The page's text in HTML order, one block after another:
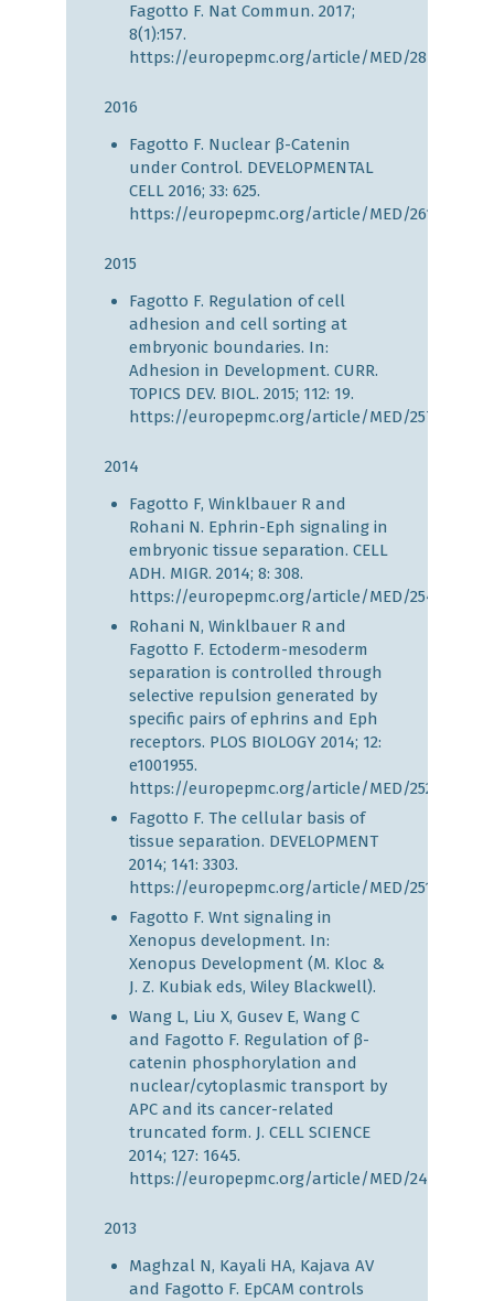
Fagotto F. Nat Commun. 2017;
8(1):157.
https://europepmc.org/article/MED/28761157
2016
Fagotto F. Nuclear β-Catenin
under Control. DEVELOPMENTAL
CELL 2016; 33: 625.
https://europepmc.org/article/MED/26102597
2015
Fagotto F. Regulation of cell
adhesion and cell sorting at
embryonic boundaries. In:
Adhesion in Development. CURR.
TOPICS DEV. BIOL. 2015; 112: 19.
https://europepmc.org/article/MED/25733137
2014
Fagotto F, Winklbauer R and
Rohani N. Ephrin-Eph signaling in
embryonic tissue separation. CELL
ADH. MIGR. 2014; 8: 308.
https://europepmc.org/article/MED/25482630
Rohani N, Winklbauer R and
Fagotto F. Ectoderm-mesoderm
separation is controlled through
selective repulsion generated by
specific pairs of ephrins and Eph
receptors. PLOS BIOLOGY 2014; 12:
e1001955.
https://europepmc.org/article/MED/25247423
Fagotto F. The cellular basis of
tissue separation. DEVELOPMENT
2014; 141: 3303.
https://europepmc.org/article/MED/25139853
Fagotto F. Wnt signaling in
Xenopus development. In:
Xenopus Development (M. Kloc &
J. Z. Kubiak eds, Wiley Blackwell).
Wang L, Liu X, Gusev E, Wang C
and Fagotto F. Regulation of β-
catenin phosphorylation and
nuclear/cytoplasmic transport by
APC and its cancer-related
truncated form. J. CELL SCIENCE
2014; 127: 1645.
https://europepmc.org/article/MED/24496450
2013
Maghzal N, Kayali HA, Kajava AV
and Fagotto F. EpCAM controls